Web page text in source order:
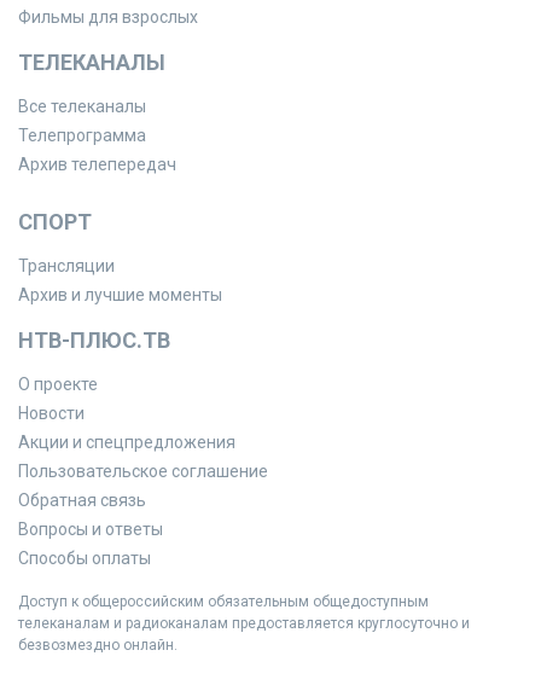
Фильмы для взрослых
ТЕЛЕКАНАЛЫ
Все телеканалы
Телепрограмма
Архив телепередач
СПОРТ
Трансляции
Архив и лучшие моменты
НТВ-ПЛЮС.ТВ
О проекте
Новости
Акции и спецпредложения
Пользовательское соглашение
Обратная связь
Вопросы и ответы
Способы оплаты
Доступ к общероссийским обязательным общедоступным
телеканалам и радиоканалам предоставляется круглосуточно и
безвозмездно онлайн.